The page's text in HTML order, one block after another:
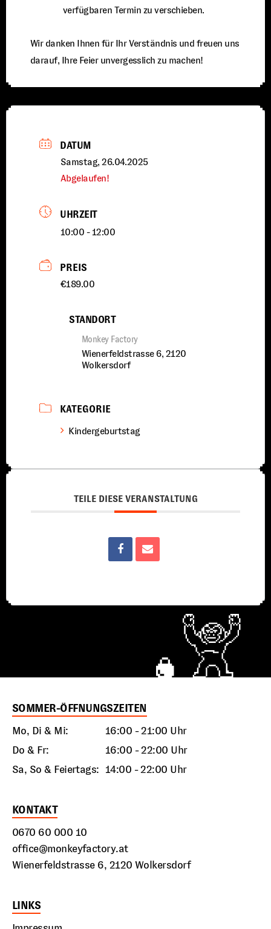
verfügbaren Termin zu verschieben.
Wir danken Ihnen für Ihr Verständnis und freuen uns
darauf, Ihre Feier unvergesslich zu machen!
DATUM
Samstag, 26.04.2025
Abgelaufen!
UHRZEIT
10:00 - 12:00
PREIS
€189.00
STANDORT
Monkey Factory
Wienerfeldstrasse 6, 2120
Wolkersdorf
KATEGORIE
Kindergeburtstag
TEILE DIESE VERANSTALTUNG
SOMMER-ÖFFNUNGSZEITEN
Mo, Di & Mi:
16:00 - 21:00 Uhr
Do & Fr:
16:00 - 22:00 Uhr
Sa, So & Feiertags: 14:00 - 22:00 Uhr
KONTAKT
0670 60 000 10
office@monkeyfactory.at
Wienerfeldstrasse 6, 2120 Wolkersdorf
LINKS